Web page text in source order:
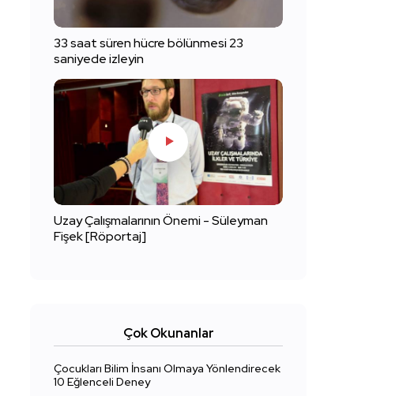
33 saat süren hücre bölünmesi 23
saniyede izleyin
Uzay Çalışmalarının Önemi - Süleyman
Fişek [Röportaj]
Çok Okunanlar
Çocukları Bilim İnsanı Olmaya Yönlendirecek
10 Eğlenceli Deney